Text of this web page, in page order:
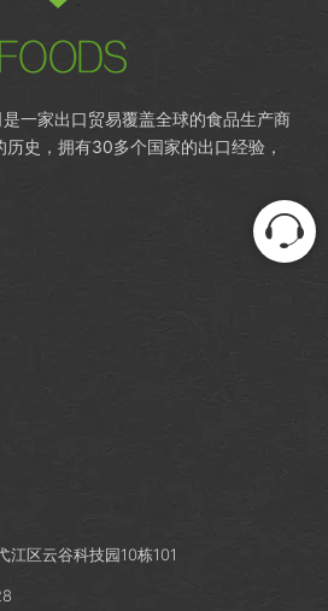
一家出口贸易覆盖全球的食品生产商
史，拥有30多个国家的出口经验，
江区云谷科技园10栋101